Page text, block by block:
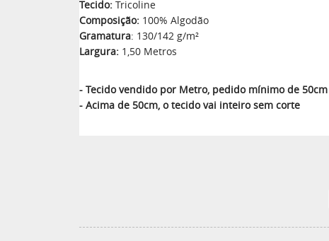
Tecido: Tricoline
Composição: 100% Algodão
Gramatura: 130/142 g/m²
Largura: 1,50 Metros
- Tecido vendido por Metro, pedido mínimo de 50cm
- Acima de 50cm, o tecido vai inteiro sem corte